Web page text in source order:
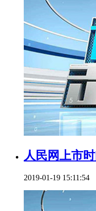
人民网上市
2019-01-19 15:11:54